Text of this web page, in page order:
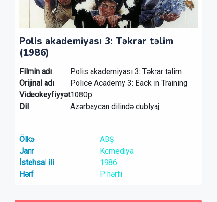
Polis akademiyası 3: Təkrar təlim
(1986)
Filmin adı
Polis akademiyası 3: Təkrar təlim
Orijinal adı
Police Academy 3: Back in Training
Videokeyfiyyət1080p
Dil
Azərbaycan dilində dublyaj
Ölkə
ABŞ
Janr
Komediya
İstehsal ili
1986
Hərf
P hərfi